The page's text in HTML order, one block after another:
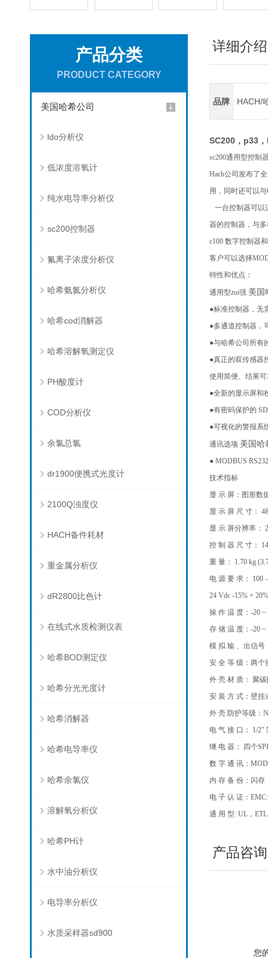
产品分类
PRODUCT CATEGORY
美国哈希公司
ldo分析仪
低浓度溶氧计
纯水电导率分析仪
sc200控制器
氟离子浓度分析仪
哈希氨氮分析仪
哈希cod消解器
哈希溶解氧测定仪
PH酸度计
COD分析仪
余氯总氯
dr1900便携式光度计
2100Q浊度仪
HACH备件耗材
重金属分析仪
dR2800比色计
在线式水质检测仪表
哈希BOD测定仪
哈希分光光度计
哈希消解器
哈希电导率仪
哈希余氯仪
溶解氧分析仪
哈希PH计
水中油分析仪
电导率分析仪
水质采样器sd900
详细介绍
品牌 HACH/
SC200，p33
sc200通用型控制
Hach公司发布了
用，同时还可以
一台控制器可以
器的控制器，与
c100 数字控制器
客户可以选择
特性和优点：
通用型zui强 美国
●标准控制器，无
●多通道控制器，
●与哈希公司所有
●真正的双传感器
使用简便、结果
●全新的显示屏和
●有密码保护的
●可视化的警报系
通讯选项 美国
● MODBUS
技术指标
显 示 屏：图形数
显 示 屏 尺 寸：
显 示 屏分辨率：
控 制 器 尺 寸：
重 量： 1.70 kg
电 源 要 求： 100
24 Vdc -15% +
操 作 温 度：-20 ~
存 储 温 度：-20 ~
模 拟 输 、出信号
安 全 等 级：两
外 壳 材 质： 聚
安 装 方 式：壁
外 壳 防护等级：
电 气 接 口： 1/2"
继 电 器： 四个
数 字 通 讯：
内 存 备 份：闪存
电 子 认 证：
通 用 型: UL，
产品咨询
您